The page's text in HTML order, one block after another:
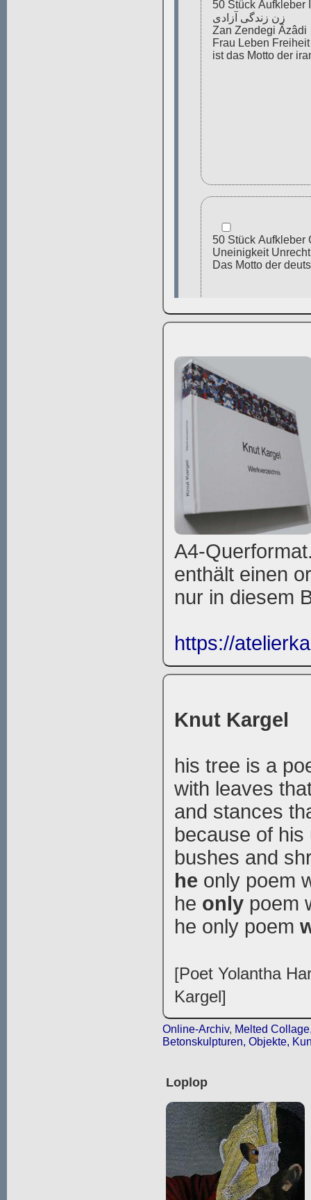
A4-
enthält einen
nur in diesem
https://
Knut Kargel
his tree is a
with leaves
and stances
because of
bushes and
he only poem
he onlypoem
he only poem
[Poet Yolantha
Kargel]
Online-Archiv, Melted
Betonskulpturen, Objekte,
Loplop